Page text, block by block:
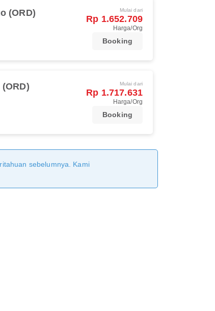
(ORD) Mulai dari
Rp 1.652.709
Harga/Org
Booking
Mulai dari
Rp 1.717.631
Harga/Org
Booking
sebelumnya. Kami